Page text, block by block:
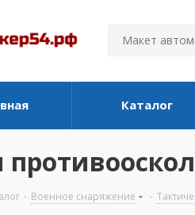
Каталог
- Военное снаряжение -